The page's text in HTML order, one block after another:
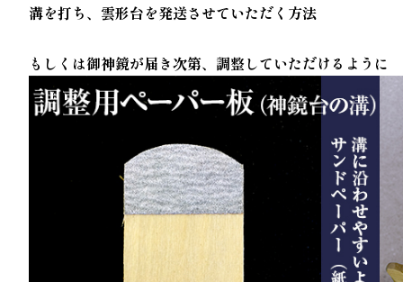
溝を打ち、雲形台を発送させていただく方法
もしくは御神鏡が届き次第、調整していただけるように